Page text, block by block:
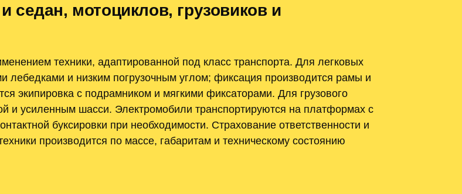
седан, мотоциклов, грузовиков и
техники, адаптированной под класс транспорта. Для легковых
и низким погрузочным углом; фиксация производится рамы и
экипировка с подрамником и мягкими фиксаторами. Для грузового
и усиленным шасси. Электромобили транспортируются на платформах с
буксировки при необходимости. Страхование ответственности и
производится по массе, габаритам и техническому состоянию